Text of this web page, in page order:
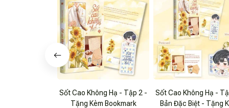
Sốt Cao Không Hạ - Tập 2 -
Tặng Kèm Bookmark
Sốt Cao Không Hạ -
Bản Đặc Biệt - Tặng